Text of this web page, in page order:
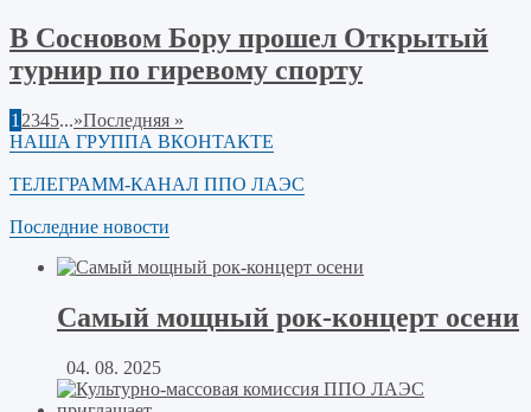
В Сосновом Бору прошел Открытый
турнир по гиревому спорту
1 2345...»Последняя »
НАША ГРУППА ВКОНТАКТЕ
ТЕЛЕГРАММ-КАНАЛ ППО ЛАЭС
Последние новости
Самый мощный рок-концерт осени
04. 08. 2025